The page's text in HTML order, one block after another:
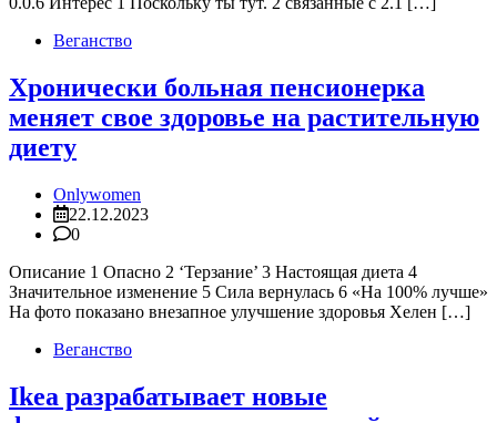
Веганство
Хронически больная пенсионерка
меняет свое здоровье на растительную
диету
Onlywomen
22.12.2023
0
Описание 1 Опасно 2 ‘Терзание’ 3 Настоящая диета 4
Значительное изменение 5 Сила вернулась 6 «На 100% лучше»
На фото показано внезапное улучшение здоровья Хелен […]
Веганство
Ikea разрабатывает новые